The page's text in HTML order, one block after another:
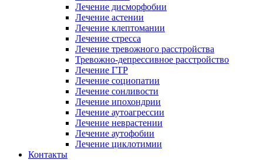
Лечение дисморфобии
Лечение астении
Лечение клептомании
Лечение стресса
Лечение тревожного расстройства
Тревожно-депрессивное расстройство
Лечение ГТР
Лечение социопатии
Лечение сонливости
Лечение ипохондрии
Лечение аутоагрессии
Лечение неврастении
Лечение аутофобии
Лечение циклотимии
Контакты